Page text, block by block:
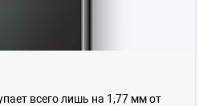
всего лишь на 1,77 мм от